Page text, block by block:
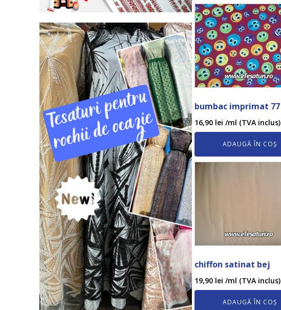
bumbac imprimat 77
16,90 lei /ml (TVA inclus)
ADAUGĂ ÎN COȘ
chiffon satinat bej
19,90 lei /ml (TVA inclus)
ADAUGĂ ÎN COȘ